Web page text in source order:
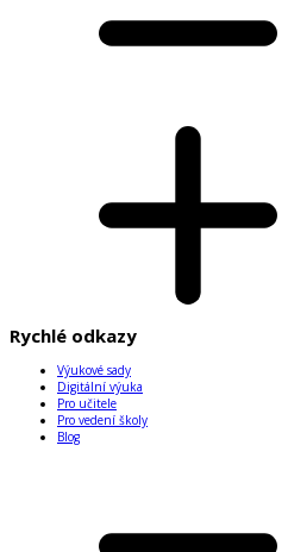
Rychlé odkazy
Výukové sady
Digitální výuka
Pro učitele
Pro vedení školy
Blog